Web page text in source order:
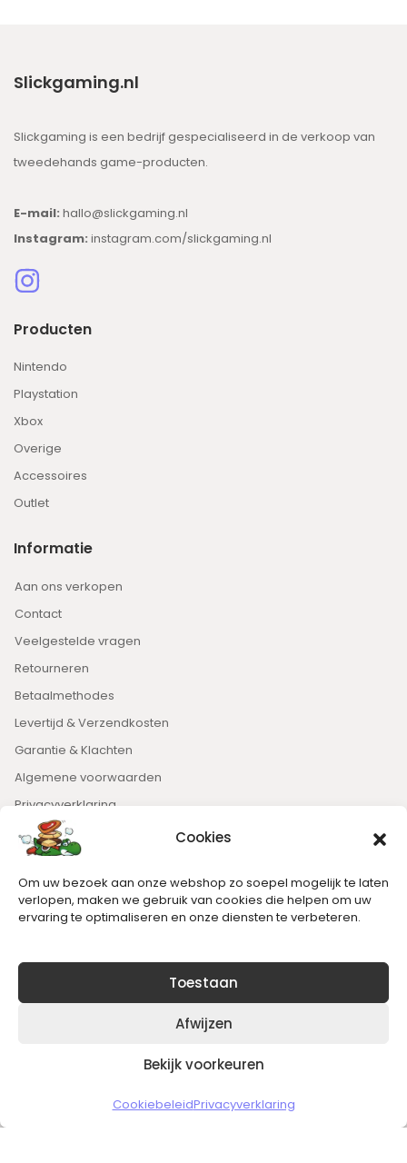
Cookies
Om uw bezoek aan onze webshop zo soepel mogelijk te laten
verlopen, maken we gebruik van cookies die helpen om uw
ervaring te optimaliseren en onze diensten te verbeteren.
Toestaan
Afwijzen
Bekijk voorkeuren
CookiebeleidPrivacyverklaring
Slickgaming.nl
Slickgaming is een bedrijf gespecialiseerd in de verkoop van
tweedehands game-producten.
E-mail: hallo@slickgaming.nl
Instagram: instagram.com/slickgaming.nl
Producten
Nintendo
Playstation
Xbox
Overige
Accessoires
Outlet
Informatie
Aan ons verkopen
Contact
Veelgestelde vragen
Retourneren
Betaalmethodes
Levertijd & Verzendkosten
Garantie & Klachten
Algemene voorwaarden
Privacyverklaring
Nieuwsbrief
Blijft op de hoogte van het laatste nieuws.